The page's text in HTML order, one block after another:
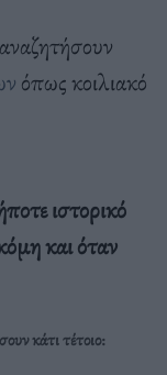
όπως κοιλιακό
ιστορικό
και όταν
κάτι τέτοιο: